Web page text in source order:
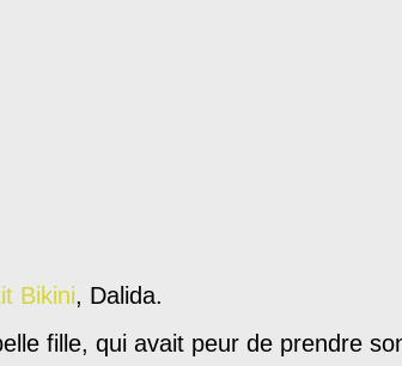
Bikini, Dalida.
fille, qui avait peur de prendre